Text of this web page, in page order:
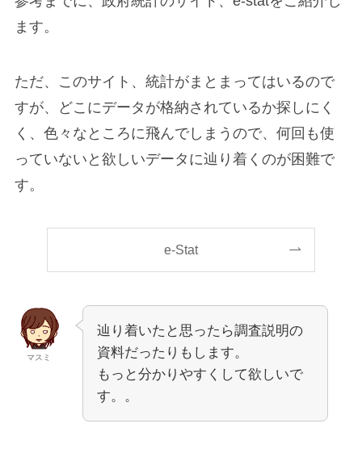
ます。
ただ、このサイト、統計がまとまってはいるので
すが、どこにデータが格納されているか探しにく
く、色々なところに飛んでしまうので、何回も使
っていないと欲しいデータに辿り着くのが困難で
す。
e-Stat
マスミ
辿り着いたと思ったら調査説明の
資料だったりもします。
もっと分かりやすくして欲しいで
す。。